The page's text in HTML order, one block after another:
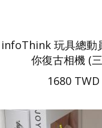
infoThink 玩具總動
你復古相機 (
1680 TWD